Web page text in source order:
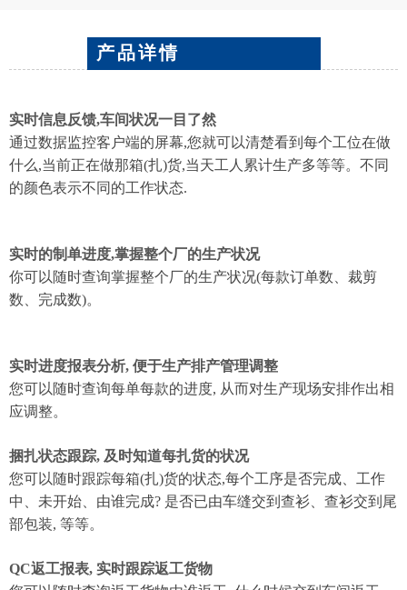
实时信息反馈,车间状况一目了然
通过数据监控客户端的屏幕,您就可以清楚看到每个工位在做
什么,当前正在做那箱(扎)货,当天工人累计生产多等等。不同
的颜色表示不同的工作状态.
实时的制单进度,掌握整个厂的生产状况
你可以随时查询掌握整个厂的生产状况(每款订单数、裁剪
数、完成数)。
实时进度报表分析, 便于生产排产管理调整
您可以随时查询每单每款的进度, 从而对生产现场安排作出相
应调整。
捆扎状态跟踪, 及时知道每扎货的状况
您可以随时跟踪每箱(扎)货的状态,每个工序是否完成、工作
中、未开始、由谁完成? 是否已由车缝交到查衫、查衫交到尾
部包装, 等等。
QC返工报表, 实时跟踪返工货物
产品详情